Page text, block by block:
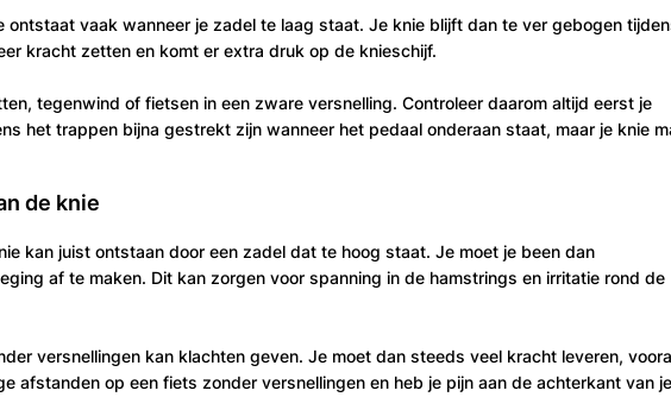
ontstaat vaak wanneer je zadel te laag staat. Je knie blijft dan te ver gebogen
kracht zetten en komt er extra druk op de knieschijf.
tegenwind of fietsen in een zware versnelling. Controleer daarom altijd eerst je
het trappen bijna gestrekt zijn wanneer het pedaal onderaan staat, maar je knie
de knie
kan juist ontstaan door een zadel dat te hoog staat. Je moet je been dan
af te maken. Dit kan zorgen voor spanning in de hamstrings en irritatie rond de
versnellingen kan klachten geven. Je moet dan steeds veel kracht leveren,
afstanden op een fiets zonder versnellingen en heb je pijn aan de achterkant van je